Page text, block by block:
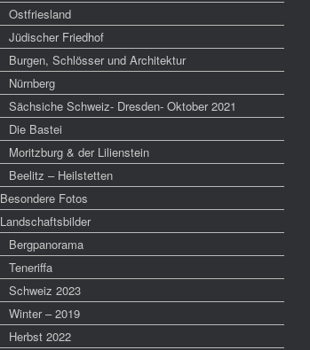
Ostfriesland
Jüdischer Friedhof
Burgen, Schlösser und Architektur
Nürnberg
Sächsiche Schweiz- Dresden- Oktober 2021
Die Bastei
Moritzburg & der Lilienstein
Beelitz – Heilstetten
Besondere Fotos
Landschaftsbilder
Bergpanorama
Teneriffa
Schweiz 2023
Winter – 2019
Herbst 2022